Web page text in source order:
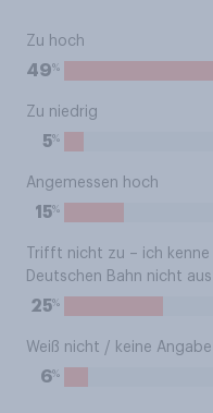
Zu hoch
49%
Zu niedrig
5%
Angemessen hoch
15%
Trifft nicht zu – ich
Deutschen Bahn nicht aus
25%
Weiß nicht / keine Angabe
6%